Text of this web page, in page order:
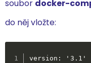
soubor docker-
do něj vložte:
version: '3.1'